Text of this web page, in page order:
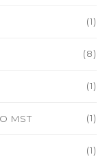
(1)
(8)
(1)
MST (1)
(1)